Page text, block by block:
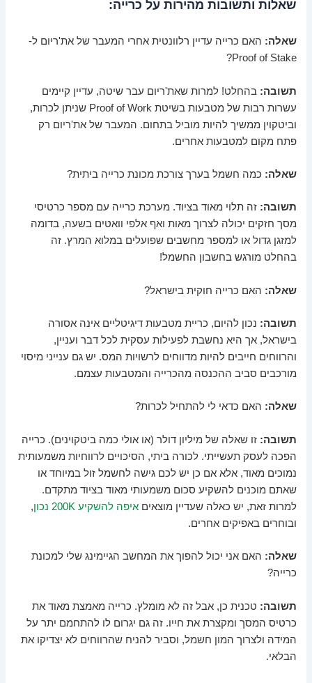
שאלות ותשובות מהירות על כרייה:
שאלה: האם כרייה עדיין רלוונטית אחרי המעבר של את'ריום ל-
Proof of Stake?
תשובה: בהחלט! למרות שאת'ריום עבר שיטה, עדיין קיימים
עשרות רבות של מטבעות בשיטת Proof of Work שניתן לכרות,
וביטקוין ממשיך להיות מוביל בתחום. המעבר של את'ריום רק
פתח מקום למטבעות אחרים.
שאלה: כמה חשמל בערך צורכת מכונת כרייה ביתית?
תשובה: זה תלוי מאוד בציוד. מערכת כרייה עם מספר כרטיסי
מסך חזקים יכולה לצרוך מאות ואף אלפי וואטים בשעה, בדומה
למזגן גדול או למספר מחשבים שפועלים במלוא המרץ. זה
בהחלט מורגש בחשבון החשמל!
שאלה: האם כרייה חוקית בישראל?
תשובה: נכון להיום, כריית מטבעות דיגיטליים אינה אסורה
בישראל, אך היא נחשבת לפעילות עסקית לכל דבר ועניין,
והרווחים חייבים להיות מדווחים לרשויות המס. יש גם ענייני מיסוי
מורכבים סביב ההכנסה מהכרייה והמטבעות עצמם.
שאלה: האם כדאי לי להתחיל לכרות?
תשובה: זו שאלה של מיליון דולר (או אולי כמה ביטקוינים). כרייה
הפכה לעסק תעשייתי. לכורה ביתי, הסיכויים לרווחיות משמעותית
נמוכים מאוד, אלא אם כן יש לכם גישה לחשמל זול במיוחד או
שאתם מוכנים להשקיע סכום משמעותי מאוד בציוד מתקדם.
למרות זאת, יש כאלה שעדיין מוצאיםאיפה להשקיע 200K נכון
,
ובוחרים באפיקים אחרים.
שאלה: האם אני יכול להפוך את המחשב הגיימינג שלי למכונת
כרייה?
תשובה: טכנית כן, אבל זה לא מומלץ. כרייה מאמצת מאוד את
כרטיס המסך ומקצרת את חייו. זה גם יגרום לו להתחמם יתר על
המידה ולצרוך המון חשמל, וסביר להניח שהרווחים לא יצדיקו את
הבלאי.